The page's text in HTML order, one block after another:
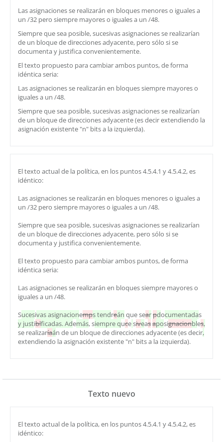
Las asignaciones se realizarán en bloques menores o iguales a
un /32 pero siempre mayores o iguales a un /48.
Siempre que sea posible, sucesivas asignaciones se realizarían
de un bloque de direcciones adyacente, pero sólo si se
documenta y justifica convenientemente.
El texto propuesto para cambiar ambos puntos, de forma
idéntica seria:
Las asignaciones se realizarán en bloques siempre mayores o
iguales a un /48.
Siempre que sea posible, sucesivas asignaciones se realizarían
de un bloque de direcciones adyacente (es decir extendiendo la
asignación existente "n" bits a la izquierda).
El texto actual de la política, en los puntos 4.5.4.1 y 4.5.4.2, es
idéntico:
Las asignaciones se realizarán en bloques menores o iguales a
un /32 pero siempre mayores o iguales a un /48.
Siempre que sea posible, sucesivas asignaciones se realizarían
de un bloque de direcciones adyacente, pero sólo si se
documenta y justifica convenientemente.
El texto propuesto para cambiar ambos puntos, de forma
idéntica seria:
Las asignaciones se realizarán en bloques siempre mayores o
iguales a un /48.
Sucesivas asignacionemps tendreán que searpdocumentadas
y justiblficadas. Además, siempre qucesiveasaposignacionbles,
se realizaríaán de un bloque de direcciones adyacente (es decir,
extendiendo la asignación existente "n" bits a la izquierda).
Texto nuevo
El texto actual de la política, en los puntos 4.5.4.1 y 4.5.4.2, es
idéntico: